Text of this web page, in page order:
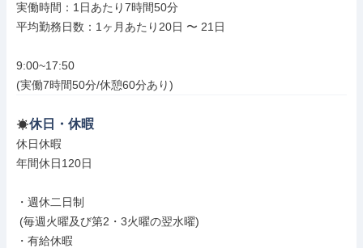
実働時間：1日あたり7時間50分
平均勤務日数：1ヶ月あたり20日 〜 21日
9:00~17:50
(実働7時間50分/休憩60分あり)
休日・休暇
休日休暇
年間休日120日
・週休二日制
・有給休暇